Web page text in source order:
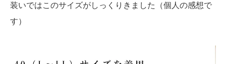
装いではこのサイズがしっくりきました（個人の感想で
す）